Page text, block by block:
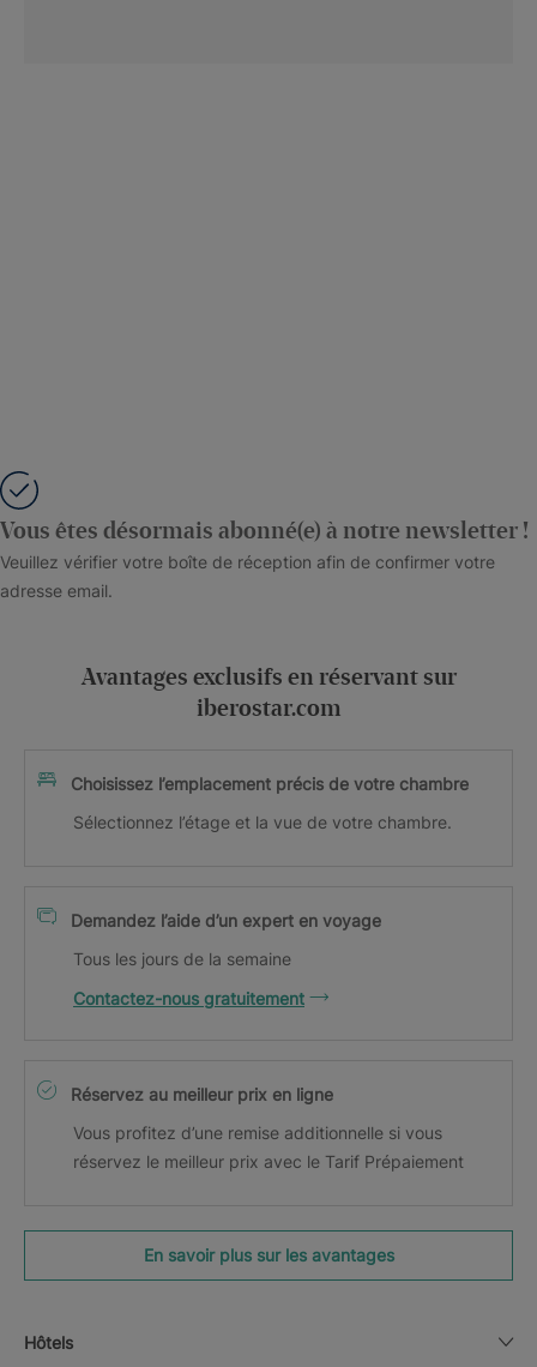
Vous êtes désormais abonné(e) à notre newsletter !
Veuillez vérifier votre boîte de réception afin de confirmer votre
adresse email.
Avantages exclusifs en réservant sur
iberostar.com
Choisissez l’emplacement précis de votre chambre
Sélectionnez l’étage et la vue de votre chambre.
Demandez l’aide d’un expert en voyage
Tous les jours de la semaine
Contactez-nous gratuitement
Réservez au meilleur prix en ligne
Vous profitez d’une remise additionnelle si vous
réservez le meilleur prix avec le Tarif Prépaiement
En savoir plus sur les avantages
Hôtels